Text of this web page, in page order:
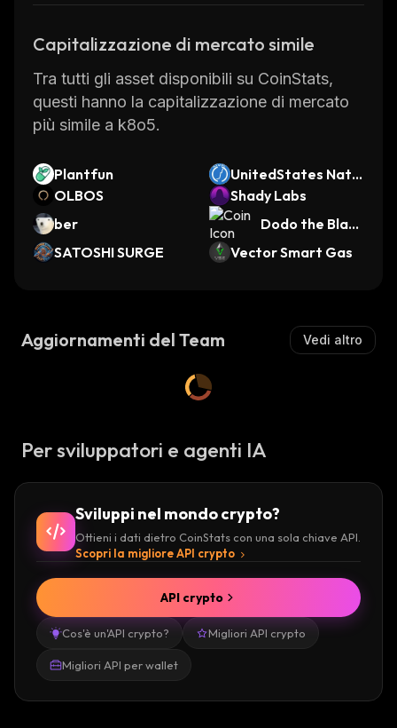
Capitalizzazione di mercato simile
Tra tutti gli asset disponibili su CoinStats,
questi hanno la capitalizzazione di mercato
più simile a k8o5.
Plantfun
UnitedStates Natio
nal Debt Coin
OLBOS
Shady Labs
ber
Dodo the Black
Swan
SATOSHI SURGE Vector Smart Gas
Aggiornamenti del Team Vedi altro
Per sviluppatori e agenti IA
Sviluppi nel mondo crypto?
Ottieni i dati dietro CoinStats con una sola chiave API.
Scopri la migliore API crypto
Cos'è un'API crypto? Migliori API crypto
Migliori API per wallet
API crypto